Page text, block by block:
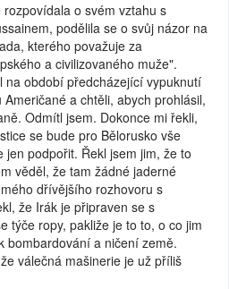
o svém vztahu s
podělila se o svůj názor na
kterého považuje za
a civilizovaného muže".
na období předcházející vypuknutí
a chtěli, abych prohlásil,
Odmítl jsem. Dokonce mi řekli,
se bude pro Bělorusko vše
podpořit. Řekl jsem jim, že to
věděl, že tam žádné jaderné
dřívějšího rozhovoru s
že Irák je připraven se s
týče ropy, pakliže je to to, o co jim
bombardování a ničení země.
válečná mašinerie je už příliš